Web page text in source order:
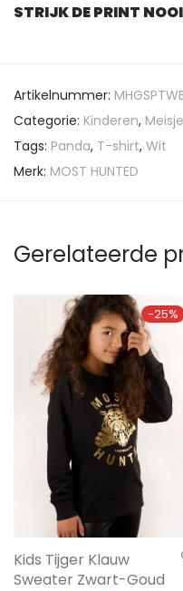
STRIJK DE PRINT
Artikelnummer:
Categorie: Kinderen,
Tags: Panda, T-shirt, Wit
Merk: MOST HUNTED
Gerelateerde
-25%
Kids Tijger Klauw
Sweater Zwart-Goud